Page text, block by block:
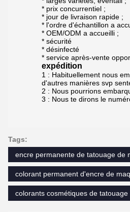
* prix concurrentiel ;
* jour de livraison rapide ;
* l'ordre d'échantillon a
* OEM/ODM a accueilli ;
* sécurité
* désinfecté
* service après-vente
expédition
1 : Habituellement nous
d'autres manières svp
2 : Nous pourrions
3 : Nous te dirons le
Tags:
encre permanente de tatouage de
colorant permanent d'encre de
colorants cosmétiques de tatouage